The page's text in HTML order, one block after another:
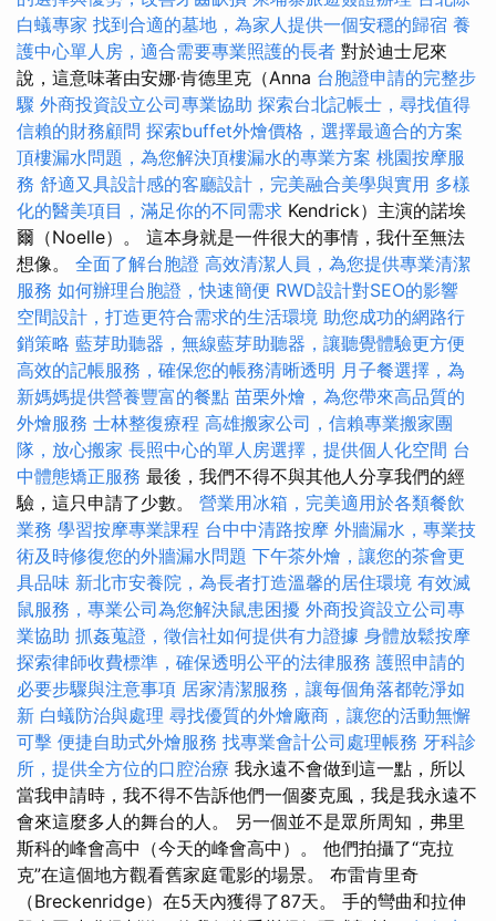
白蟻專家 找到合適的墓地，為家人提供一個安穩的歸宿 養
護中心單人房，適合需要專業照護的長者 對於迪士尼來
說，這意味著由安娜·肯德里克（Anna 台胞證申請的完整步
驟 外商投資設立公司專業協助 探索台北記帳士，尋找值得
信賴的財務顧問 探索buffet外燴價格，選擇最適合的方案
頂樓漏水問題，為您解決頂樓漏水的專業方案 桃園按摩服
務 舒適又具設計感的客廳設計，完美融合美學與實用 多樣
化的醫美項目，滿足你的不同需求 Kendrick）主演的諾埃
爾（Noelle）。 這本身就是一件很大的事情，我什至無法
想像。 全面了解台胞證 高效清潔人員，為您提供專業清潔
服務 如何辦理台胞證，快速簡便 RWD設計對SEO的影響
空間設計，打造更符合需求的生活環境 助您成功的網路行
銷策略 藍芽助聽器，無線藍芽助聽器，讓聽覺體驗更方便
高效的記帳服務，確保您的帳務清晰透明 月子餐選擇，為
新媽媽提供營養豐富的餐點 苗栗外燴，為您帶來高品質的
外燴服務 士林整復療程 高雄搬家公司，信賴專業搬家團
隊，放心搬家 長照中心的單人房選擇，提供個人化空間 台
中體態矯正服務 最後，我們不得不與其他人分享我們的經
驗，這只申請了少數。 營業用冰箱，完美適用於各類餐飲
業務 學習按摩專業課程 台中中清路按摩 外牆漏水，專業技
術及時修復您的外牆漏水問題 下午茶外燴，讓您的茶會更
具品味 新北市安養院，為長者打造溫馨的居住環境 有效滅
鼠服務，專業公司為您解決鼠患困擾 外商投資設立公司專
業協助 抓姦蒐證，徵信社如何提供有力證據 身體放鬆按摩
探索律師收費標準，確保透明公平的法律服務 護照申請的
必要步驟與注意事項 居家清潔服務，讓每個角落都乾淨如
新 白蟻防治與處理 尋找優質的外燴廠商，讓您的活動無懈
可擊 便捷自助式外燴服務 找專業會計公司處理帳務 牙科診
所，提供全方位的口腔治療 我永遠不會做到這一點，所以
當我申請時，我不得不告訴他們一個麥克風，我是我永遠不
會來這麼多人的舞台的人。 另一個並不是眾所周知，弗里
斯科的峰會高中（今天的峰會高中）。 他們拍攝了“克拉
克”在這個地方觀看舊家庭電影的場景。 布雷肯里奇
（Breckenridge）在5天內獲得了87天。 手的彎曲和拉伸